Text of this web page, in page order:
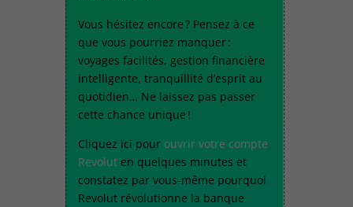
Vous hésitez encore ? Pensez à ce
que vous pourriez manquer :
voyages facilités, gestion financière
intelligente, tranquillité d’esprit au
quotidien… Ne laissez pas passer
cette chance unique !
Cliquez ici pour ouvrir votre compte
Revoluten quelques minutes et
constatez par vous-même pourquoi
Revolut révolutionne la banque